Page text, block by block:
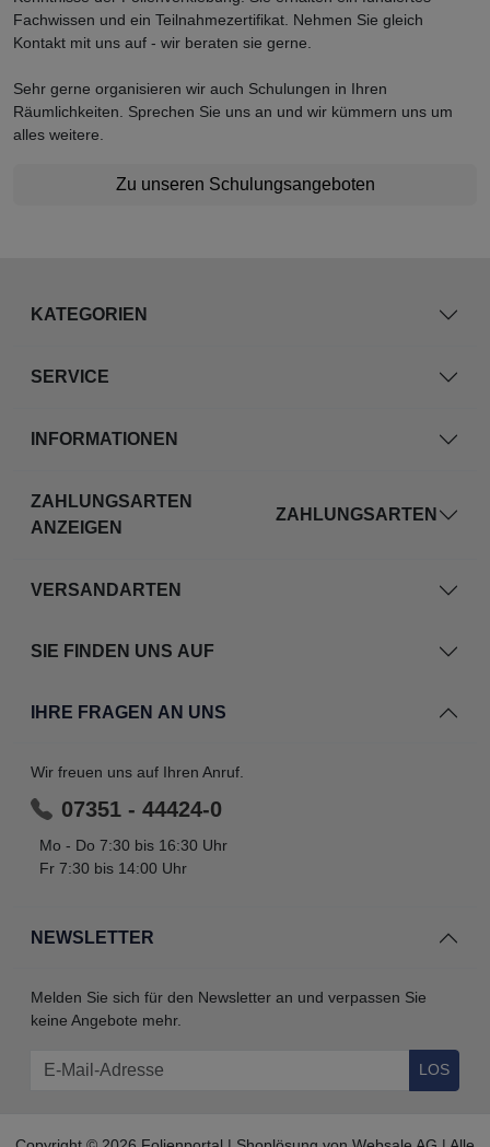
Fachwissen und ein Teilnahmezertifikat. Nehmen Sie gleich
Kontakt mit uns auf - wir beraten sie gerne.
Sehr gerne organisieren wir auch Schulungen in Ihren
Räumlichkeiten. Sprechen Sie uns an und wir kümmern uns um
alles weitere.
Zu unseren Schulungsangeboten
KATEGORIEN
SERVICE
INFORMATIONEN
NEWSLETTER
Melden Sie sich für den Newsletter an und verpassen Sie
keine Angebote mehr.
LOS
ZAHLUNGSARTEN
ANZEIGEN
ZAHLUNGSARTEN
VERSANDARTEN
SIE FINDEN UNS AUF
IHRE FRAGEN AN UNS
Wir freuen uns auf Ihren Anruf.
07351 - 44424-0
Mo - Do 7:30 bis 16:30 Uhr
Fr 7:30 bis 14:00 Uhr